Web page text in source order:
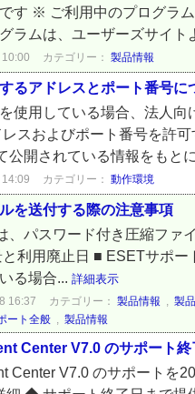
す ※ ご利用中のプログラ
ラムは、ユーザーズサイ
カテゴリー： 製品情報
るアドレスとポート番号に
使用している場合、法人
スおよびポート番号を許
公開されている情報をもと
カテゴリー： 動作環境
を送付する際の注意事項
、パスワード付き圧縮ファ
利用廃止日 ■ ESETサポ
る場合... 詳細表示
16:37 カテゴリー： 製品情報 , 製
ート全般 , 製品情報
Center V7.0 のサポート終
Center V7.0 のサポート